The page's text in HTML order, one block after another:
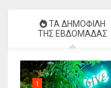
ΤΑ ΔΗΜΟΦΙΛΗ
ΤΗΣ ΕΒΔΟΜΑΔΑΣ
1